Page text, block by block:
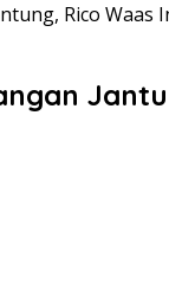
Rico Waas